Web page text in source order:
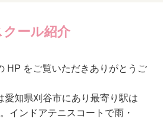
クール紹介
HP をご覧いただきありがとうご
愛知県刈谷市にあり最寄り駅は
インドアテニスコートで雨・